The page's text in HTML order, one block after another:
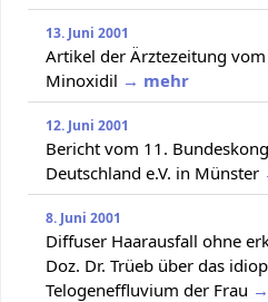
13. Juni 2001
Artikel der Ärztezeitung
Minoxidil → mehr
12. Juni 2001
Bericht vom 11.
Deutschland e.V. in Münster
8. Juni 2001
Diffuser Haarausfall ohne
Doz. Dr. Trüeb über das
Telogeneffluvium der Frau